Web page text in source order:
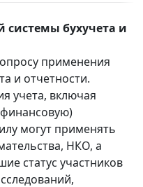
бухучета и
применения
и отчетности.
учета, включая
могут применять
НКО, а
статус участников